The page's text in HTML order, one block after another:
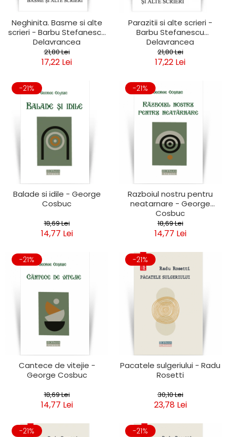
Neghinita. Basme si alte
scrieri - Barbu Stefanescu
Delavrancea
21,80 Lei
17,22 Lei
Parazitii si alte scrieri -
Barbu Stefanescu
Delavrancea
21,80 Lei
17,22 Lei
-21%
Balade si idile - George
Cosbuc
18,69 Lei
14,77 Lei
-21%
Razboiul nostru pentru
neatarnare - George
Cosbuc
18,69 Lei
14,77 Lei
-21%
Cantece de vitejie -
George Cosbuc
18,69 Lei
14,77 Lei
-21%
Pacatele sulgeriului - Radu
Rosetti
30,10 Lei
23,78 Lei
-21% -21%